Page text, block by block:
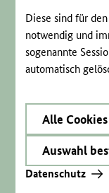
Diese sind für
notwendig und
sogenannte
automatisch
Alle
Auswahl
Datenschutz